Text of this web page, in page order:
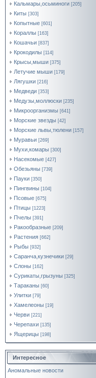
Кальмары,осьминоги [205]
Киты [303]
Копытные [601]
Кораллы [163]
Кошачьи [837]
Крокодилы [114]
Крысы,мыши [375]
Летучие мыши [179]
Лягушки [216]
Медведи [353]
Медузы,моллюски [235]
Микроорганизмы [641]
Морские звезды [42]
Морские львы,тюлени [157]
Муравьи [269]
Мухи,комары [300]
Насекомые [427]
Обезьяны [739]
Пауки [350]
Пингвины [104]
Псовые [675]
Птицы [1223]
Пчелы [391]
Ракообразные [209]
Растения [662]
Рыбы [932]
Саранча,кузнечики [29]
Слоны [162]
Сурикаты,грызуны [325]
Тараканы [60]
Улитки [79]
Хамелеоны [19]
Черви [221]
Черепахи [135]
Ящерицы [198]
Интересное
Аномальные новости